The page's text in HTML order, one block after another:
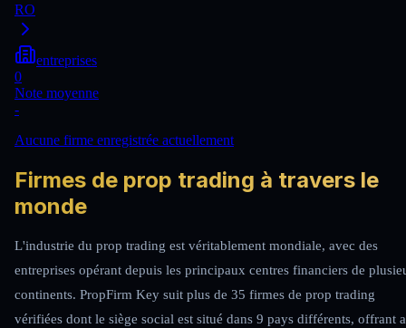
RO
entreprises
0
Note moyenne
-
Aucune firme enregistrée actuellement
Firmes de prop trading à travers le
monde
L'industrie du prop trading est véritablement mondiale, avec des
entreprises opérant depuis les principaux centres financiers de
continents. PropFirm Key suit plus de 35 firmes de prop trading
vérifiées dont le siège social est situé dans 9 pays différents, offrant